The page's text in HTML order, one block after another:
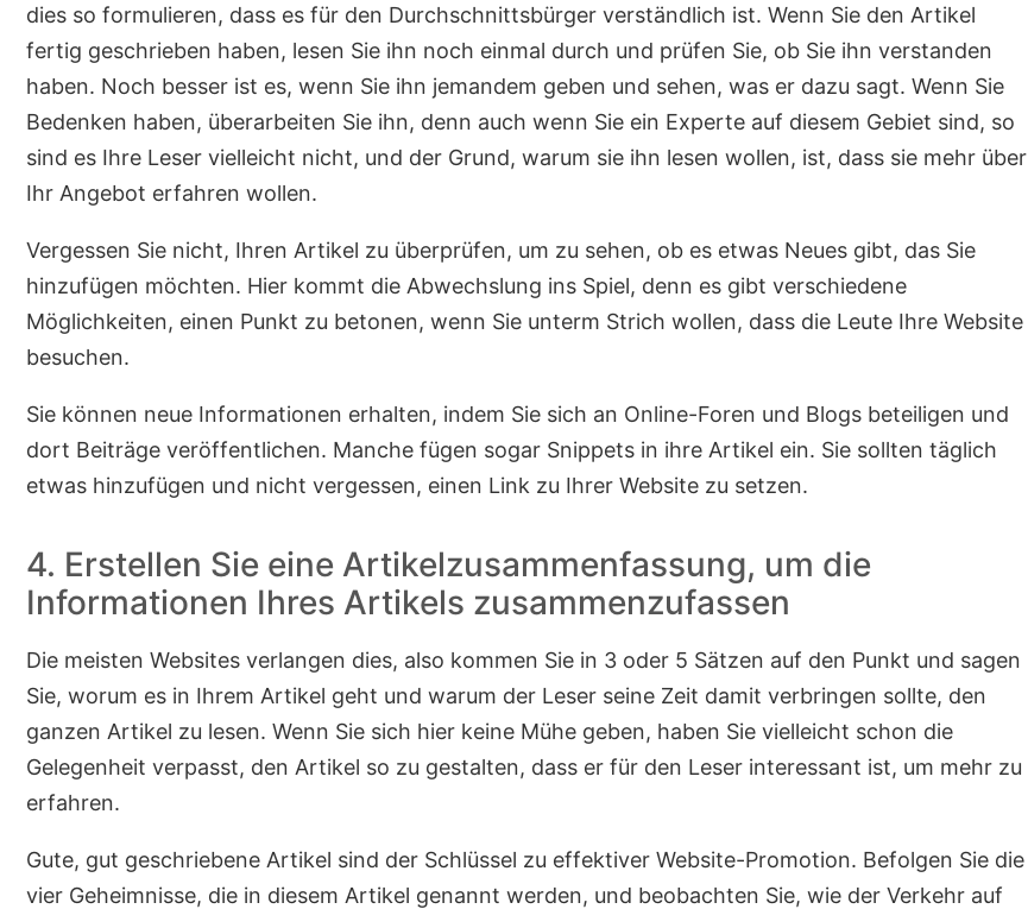
dies so formulieren, dass es für den Durchschnittsbürger verständlich ist. Wenn Sie den Artikel
fertig geschrieben haben, lesen Sie ihn noch einmal durch und prüfen Sie, ob Sie ihn verstanden
haben. Noch besser ist es, wenn Sie ihn jemandem geben und sehen, was er dazu sagt. Wenn Sie
Bedenken haben, überarbeiten Sie ihn, denn auch wenn Sie ein Experte auf diesem Gebiet sind, so
sind es Ihre Leser vielleicht nicht, und der Grund, warum sie ihn lesen wollen, ist, dass sie mehr über
Ihr Angebot erfahren wollen.
Vergessen Sie nicht, Ihren Artikel zu überprüfen, um zu sehen, ob es etwas Neues gibt, das Sie
hinzufügen möchten. Hier kommt die Abwechslung ins Spiel, denn es gibt verschiedene
Möglichkeiten, einen Punkt zu betonen, wenn Sie unterm Strich wollen, dass die Leute Ihre Website
besuchen.
Sie können neue Informationen erhalten, indem Sie sich an Online-Foren und Blogs beteiligen und
dort Beiträge veröffentlichen. Manche fügen sogar Snippets in ihre Artikel ein. Sie sollten täglich
etwas hinzufügen und nicht vergessen, einen Link zu Ihrer Website zu setzen.
4. Erstellen Sie eine Artikelzusammenfassung, um die
Informationen Ihres Artikels zusammenzufassen
Die meisten Websites verlangen dies, also kommen Sie in 3 oder 5 Sätzen auf den Punkt und sagen
Sie, worum es in Ihrem Artikel geht und warum der Leser seine Zeit damit verbringen sollte, den
ganzen Artikel zu lesen. Wenn Sie sich hier keine Mühe geben, haben Sie vielleicht schon die
Gelegenheit verpasst, den Artikel so zu gestalten, dass er für den Leser interessant ist, um mehr zu
erfahren.
Gute, gut geschriebene Artikel sind der Schlüssel zu effektiver Website-Promotion. Befolgen Sie die
vier Geheimnisse, die in diesem Artikel genannt werden, und beobachten Sie, wie der Verkehr auf